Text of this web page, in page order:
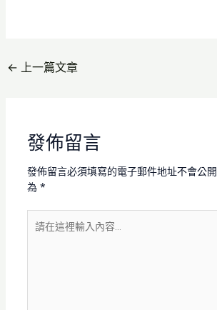
← 上一篇文章
發佈留言
發佈留言必須填寫的電子郵件地址不會公開
為 *
在